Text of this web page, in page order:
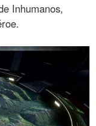
Inhumanos,